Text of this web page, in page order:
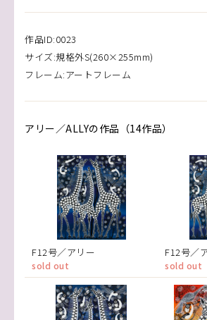
作品ID:0023
サイズ:規格外S(260×255mm)
フレーム:アートフレーム
アリー／ALLYの作品（14作品）
F12号／アリー
sold out
F12号／
sold out